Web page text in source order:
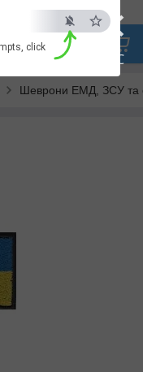
×
ESC
click
Шеврони ЕМД, ЗСУ та